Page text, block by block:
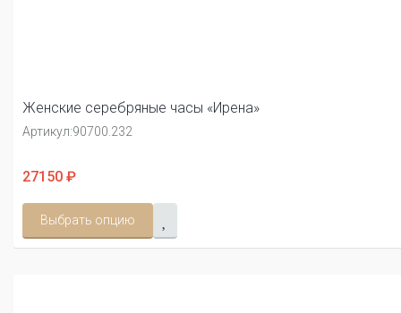
Женские серебряные часы «Ирена»
Артикул:90700.232
27150 ₽
Выбрать опцию